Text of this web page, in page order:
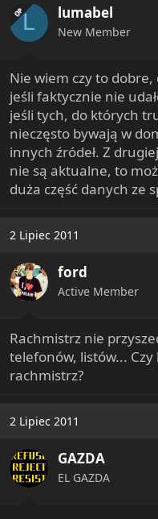
OPL lumabel
New Member
Nie wiem czy to dobre,
jeśli faktycznie nie
jeśli tych, do których
nieczęsto bywają w
innych źródeł. Z
nie są aktualne, to
duża część danych ze
2 Lipiec 2011
ford
Active Member
Rachmistrz nie
telefonów, listów... Czy
rachmistrz?
2 Lipiec 2011
GAZDA
EL GAZDA